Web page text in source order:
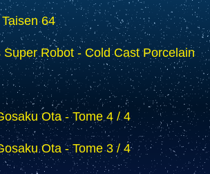
64
Robot - Cold Cast Porcelain
Ota - Tome 4 / 4
Ota - Tome 3 / 4